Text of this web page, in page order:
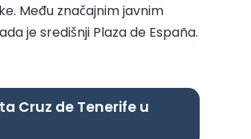
Među značajnim javnim
je središnji Plaza de España.
Cruz de Tenerife u